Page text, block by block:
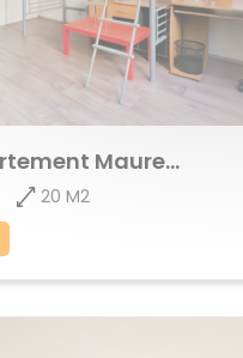
Achat Appartement Maurepas
20 M2